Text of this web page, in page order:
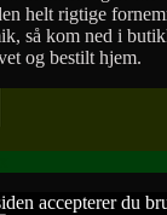
helt rigtige
så kom ned i
og bestilt hjem.
accepterer du